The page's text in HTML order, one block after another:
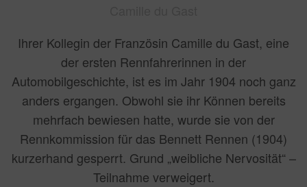
Ihrer Kollegin der Französin Camille du Gast, eine
der ersten Rennfahrerinnen in der
Automobilgeschichte, ist es im Jahr 1904 noch ganz
anders ergangen. Obwohl sie ihr Können bereits
mehrfach bewiesen hatte, wurde sie von der
Rennkommission für das Bennett Rennen (1904)
kurzerhand gesperrt. Grund „weibliche Nervosität“ –
Teilnahme verweigert.